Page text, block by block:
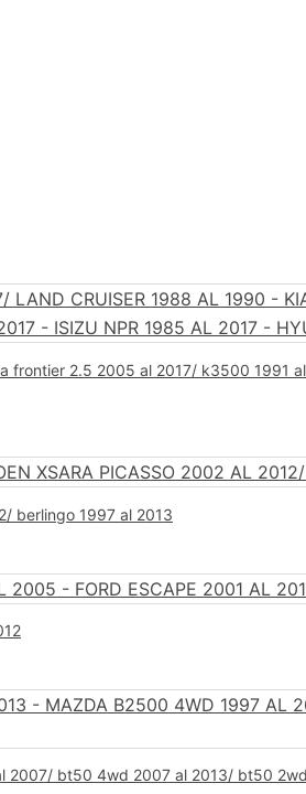
frontier 2.5 2005 al 2017/ k3500 1991
berlingo 1997 al 2013
2007/ bt50 4wd 2007 al 2013/ bt50